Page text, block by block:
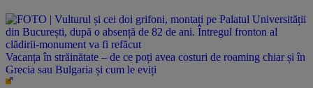
Vacanța în străinătate – de ce poți avea costuri de roaming chiar și în
Grecia sau Bulgaria și cum le eviți